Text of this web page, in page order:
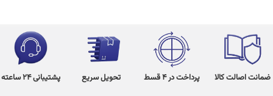
ضمانت اصالت کالا پرداخت در 4 قسط تحویل سریع پشتیبانی 24 ساعته